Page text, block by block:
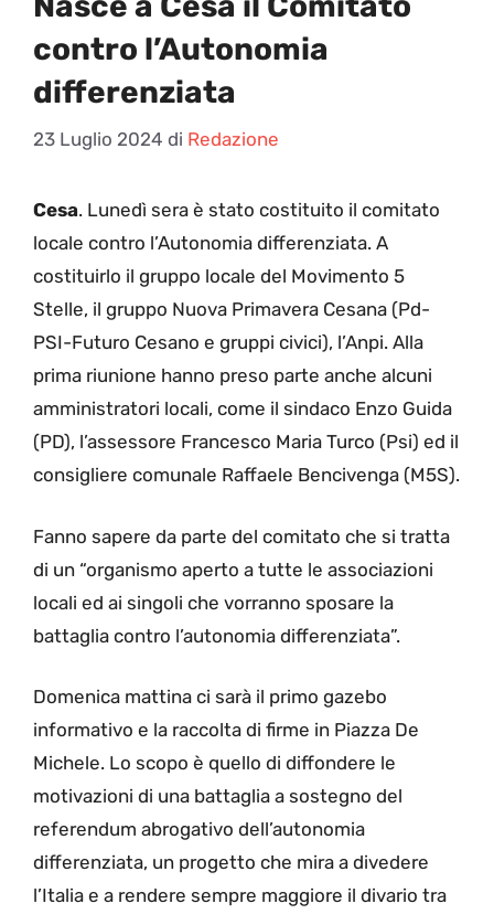
contro l’Autonomia
differenziata
23 Luglio 2024 di Redazione
Cesa. Lunedì sera è stato costituito il comitato
locale contro l’Autonomia differenziata. A
costituirlo il gruppo locale del Movimento 5
Stelle, il gruppo Nuova Primavera Cesana (Pd-
PSI-Futuro Cesano e gruppi civici), l’Anpi. Alla
prima riunione hanno preso parte anche alcuni
amministratori locali, come il sindaco Enzo Guida
(PD), l’assessore Francesco Maria Turco (Psi) ed il
consigliere comunale Raffaele Bencivenga (M5S).
Fanno sapere da parte del comitato che si tratta
di un “organismo aperto a tutte le associazioni
locali ed ai singoli che vorranno sposare la
battaglia contro l’autonomia differenziata”.
Domenica mattina ci sarà il primo gazebo
informativo e la raccolta di firme in Piazza De
Michele. Lo scopo è quello di diffondere le
motivazioni di una battaglia a sostegno del
referendum abrogativo dell’autonomia
differenziata, un progetto che mira a divedere
l’Italia e a rendere sempre maggiore il divario tra